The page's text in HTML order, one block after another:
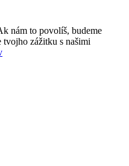
nám to povolíš, budeme
tvojho zážitku s našimi